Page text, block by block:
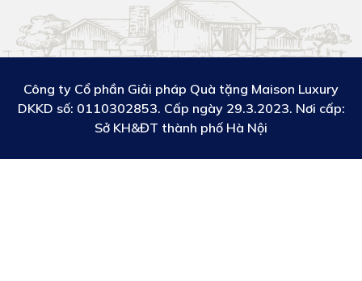
Công ty Cổ phần Giải pháp Quà tặng Maison Luxury
DKKD số: 0110302853. Cấp ngày 29.3.2023. Nơi cấp:
Sở KH&ĐT thành phố Hà Nội